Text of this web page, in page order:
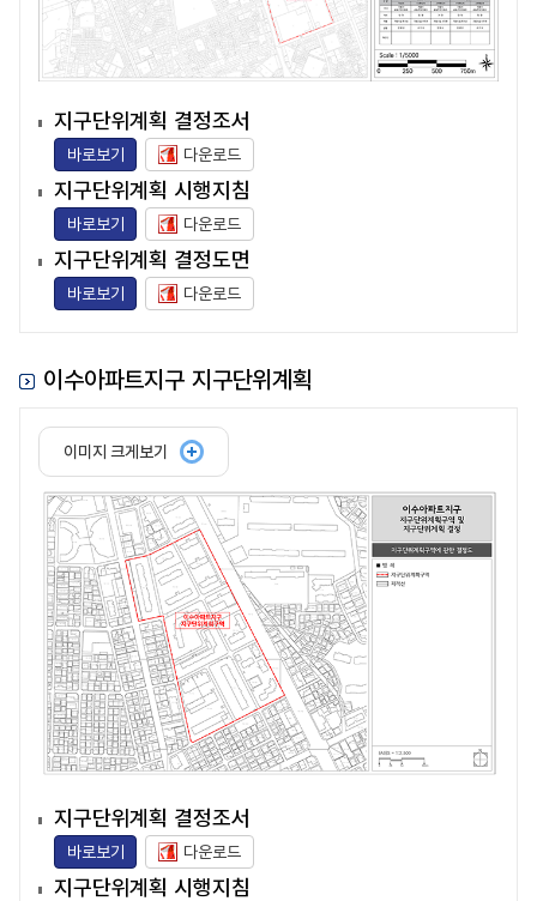
지구단위계획 결정조서
바로보기 다운로드
지구단위계획 시행지침
바로보기 다운로드
지구단위계획 결정도면
바로보기 다운로드
이수아파트지구 지구단위계획
이미지 크게보기
지구단위계획 결정조서
바로보기 다운로드
지구단위계획 시행지침